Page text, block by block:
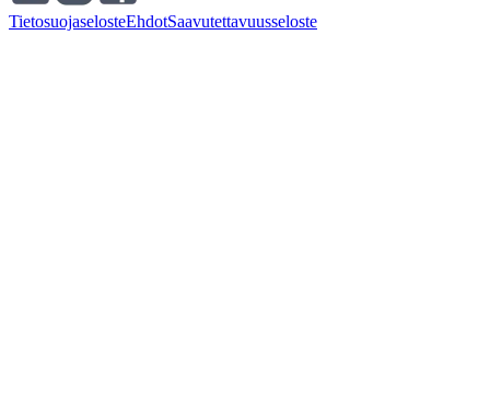
TietosuojaselosteEhdotSaavutettavuusseloste